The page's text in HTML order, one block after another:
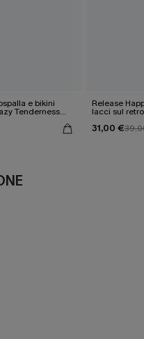
e bikini
Tenderness
Release
lacci sul
31,00 €